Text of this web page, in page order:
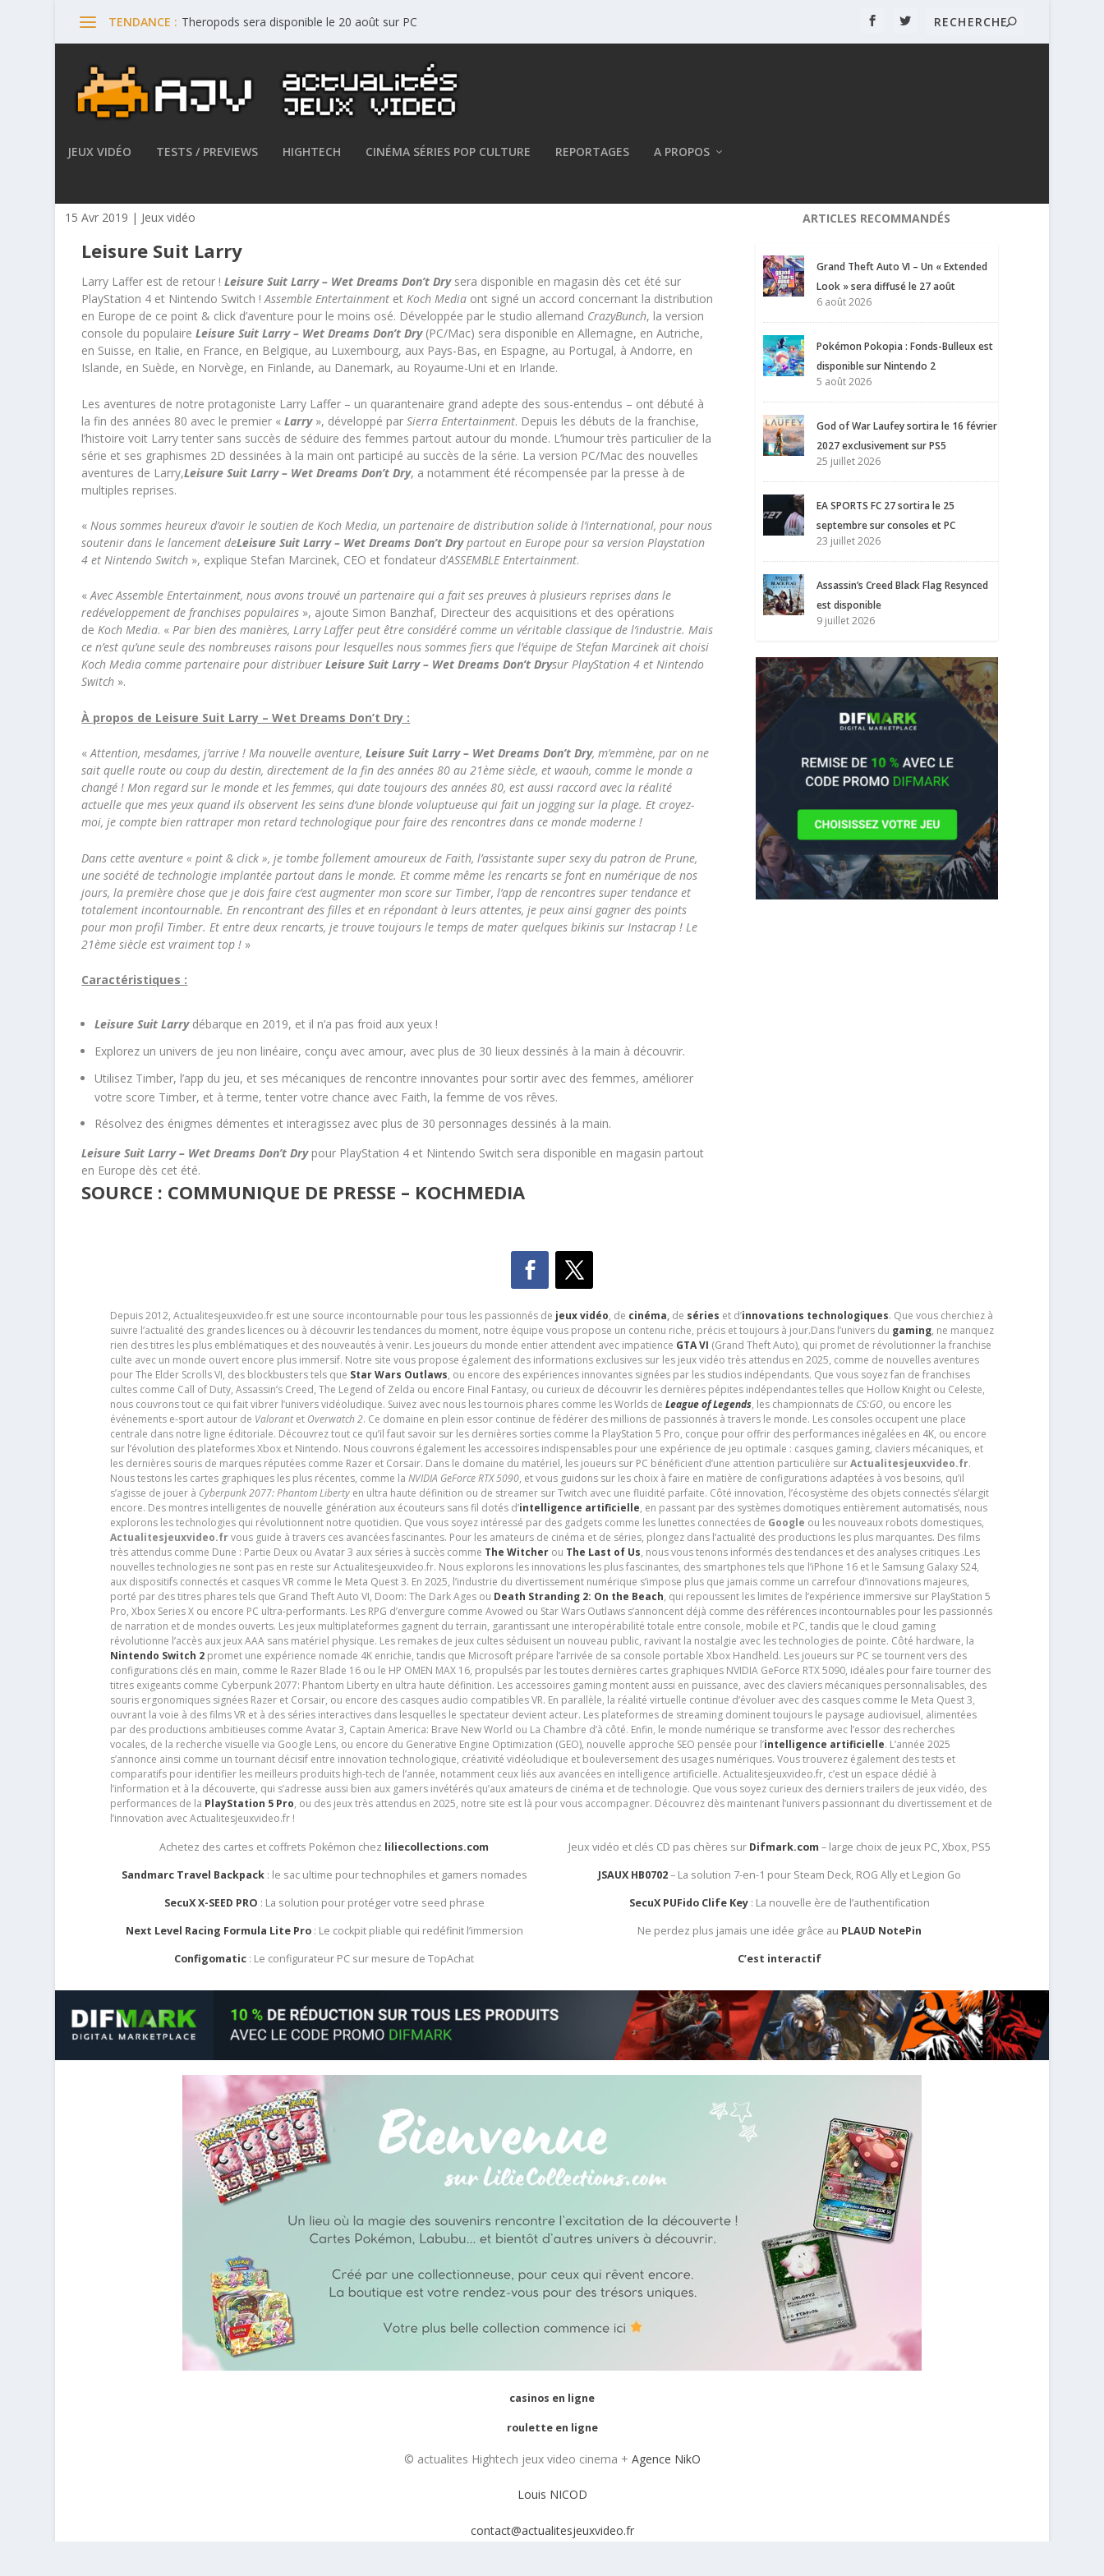
TENDANCE : Theropods sera disponible le 20 août sur PC
JEUX VIDÉO TESTS / PREVIEWS HIGHTECH CINÉMA SÉRIES POP CULTURE REPORTAGES A PROPOS
15 Avr 2019 | Jeux vidéo
Leisure Suit Larry
Larry Laffer est de retour !Leisure Suit Larry – Wet Dreams Don’t Drysera disponible en magasin dès cet été sur
PlayStation 4 et Nintendo Switch !Assemble Entertainment etKoch Media ont signé un accord concernant la distribution
en Europe de ce point & click d’aventure pour le moins osé. Développée par le studio allemand CrazyBunch, la version
console du populaireLeisure Suit Larry – Wet Dreams Don’t Dry (PC/Mac) sera disponible en Allemagne, en Autriche,
en Suisse, en Italie, en France, en Belgique, au Luxembourg, aux Pays-Bas, en Espagne, au Portugal, à Andorre, en
Islande, en Suède, en Norvège, en Finlande, au Danemark, au Royaume-Uni et en Irlande.
Les aventures de notre protagoniste Larry Laffer – un quarantenaire grand adepte des sous-entendus – ont débuté à
la fin des années 80 avec le premier «Larry», développé parSierra Entertainment. Depuis les débuts de la franchise,
l’histoire voit Larry tenter sans succès de séduire des femmes partout autour du monde. L’humour très particulier de la
série et ses graphismes 2D dessinées à la main ont participé au succès de la série. La version PC/Mac des nouvelles
aventures de Larry,Leisure Suit Larry – Wet Dreams Don’t Dry, a notamment été récompensée par la presse à de
multiples reprises.
«Nous sommes heureux d’avoir le soutien de Koch Media, un partenaire de distribution solide à l’international, pour nous
soutenir dans le lancement deLeisure Suit Larry – Wet Dreams Don’t Drypartout en Europe pour sa version Playstation
4 et Nintendo Switch », explique Stefan Marcinek, CEO et fondateur d’ASSEMBLE Entertainment.
«Avec Assemble Entertainment, nous avons trouvé un partenaire qui a fait ses preuves à plusieurs reprises dans le
redéveloppement de franchises populaires », ajoute Simon Banzhaf, Directeur des acquisitions et des opérations
deKoch Media. «Par bien des manières, Larry Laffer peut être considéré comme un véritable classique de l’industrie. Mais
ce n’est qu’une seule des nombreuses raisons pour lesquelles nous sommes fiers que l’équipe de Stefan Marcinek ait choisi
Koch Media comme partenaire pour distribuerLeisure Suit Larry – Wet Dreams Don’t Drysur PlayStation 4 et Nintendo
Switch ».
À propos de Leisure Suit Larry – Wet Dreams Don’t Dry :
«Attention, mesdames, j’arrive ! Ma nouvelle aventure,Leisure Suit Larry – Wet Dreams Don’t Dry, m’emmène, par on ne
sait quelle route ou coup du destin, directement de la fin des années 80 au 21ème siècle, et waouh, comme le monde a
changé ! Mon regard sur le monde et les femmes, qui date toujours des années 80, est aussi raccord avec la réalité
actuelle que mes yeux quand ils observent les seins d’une blonde voluptueuse qui fait un jogging sur la plage. Et croyez-
moi, je compte bien rattraper mon retard technologique pour faire des rencontres dans ce monde moderne !
Dans cette aventure « point & click », je tombe follement amoureux de Faith, l’assistante super sexy du patron de Prune,
une société de technologie implantée partout dans le monde. Et comme même les rencarts se font en numérique de nos
jours, la première chose que je dois faire c’est augmenter mon score sur Timber, l’app de rencontres super tendance et
totalement incontournable. En rencontrant des filles et en répondant à leurs attentes, je peux ainsi gagner des points
pour mon profil Timber. Et entre deux rencarts, je trouve toujours le temps de mater quelques bikinis sur Instacrap ! Le
21ème siècle est vraiment top ! »
Caractéristiques :
Leisure Suit Larrydébarque en 2019, et il n’a pas froid aux yeux !
Explorez un univers de jeu non linéaire, conçu avec amour, avec plus de 30 lieux dessinés à la main à découvrir.
Utilisez Timber, l’app du jeu, et ses mécaniques de rencontre innovantes pour sortir avec des femmes, améliorer
votre score Timber, et à terme, tenter votre chance avec Faith, la femme de vos rêves.
Résolvez des énigmes démentes et interagissez avec plus de 30 personnages dessinés à la main.
Leisure Suit Larry – Wet Dreams Don’t Drypour PlayStation 4 et Nintendo Switch sera disponible en magasin partout
en Europe dès cet été.
SOURCE : COMMUNIQUE DE PRESSE – KOCHMEDIA
ARTICLES RECOMMANDÉS
Grand Theft Auto VI – Un « Extended
Look » sera diffusé le 27 août
6 août 2026
Pokémon Pokopia : Fonds-Bulleux est
disponible sur Nintendo 2
5 août 2026
God of War Laufey sortira le 16 février
2027 exclusivement sur PS5
25 juillet 2026
EA SPORTS FC 27 sortira le 25
septembre sur consoles et PC
23 juillet 2026
Assassin’s Creed Black Flag Resynced
est disponible
9 juillet 2026
Depuis 2012, Actualitesjeuxvideo.fr est une source incontournable pour tous les passionnés de jeux vidéo, de cinéma,de séries et d’innovations technologiques. Que vous cherchiez à
suivre l’actualité des grandes licences ou à découvrir les tendances du moment, notre équipe vous propose un contenu riche, précis et toujours à jour.Dans l’univers du gaming, ne manquez
rien des titres les plus emblématiques et des nouveautés à venir. Les joueurs du monde entier attendent avec impatience GTA VI (Grand Theft Auto), qui promet de révolutionner la franchise
culte avec un monde ouvert encore plus immersif. Notre site vous propose également des informations exclusives sur les jeux vidéo très attendus en 2025, comme de nouvelles aventures
pour The Elder Scrolls VI, des blockbusters tels que Star Wars Outlaws, ou encore des expériences innovantes signées par les studios indépendants. Que vous soyez fan de franchises
cultes comme Call of Duty, Assassin’s Creed, The Legend of Zelda ou encore Final Fantasy, ou curieux de découvrir les dernières pépites indépendantes telles que Hollow Knight ou Celeste,
nous couvrons tout ce qui fait vibrer l’univers vidéoludique. Suivez avec nous les tournois phares comme les Worlds de League of Legends, les championnats de CS:GO, ou encore les
événements e-sport autour de Valorantet Overwatch 2. Ce domaine en plein essor continue de fédérer des millions de passionnés à travers le monde. Les consoles occupent une place
centrale dans notre ligne éditoriale. Découvrez tout ce qu’il faut savoir sur les dernières sorties comme la PlayStation 5 Pro, conçue pour offrir des performances inégalées en 4K, ou encore
sur l’évolution des plateformes Xbox et Nintendo. Nous couvrons également les accessoires indispensables pour une expérience de jeu optimale : casques gaming, claviers mécaniques, et
les dernières souris de marques réputées comme Razer et Corsair. Dans le domaine du matériel, les joueurs sur PC bénéficient d’une attention particulière surActualitesjeuxvideo.fr.
Nous testons les cartes graphiques les plus récentes, comme la NVIDIA GeForce RTX 5090, et vous guidons sur les choix à faire en matière de configurations adaptées à vos besoins, qu’il
s’agisse de jouer à Cyberpunk 2077: Phantom Libertyen ultra haute définition ou de streamer sur Twitch avec une fluidité parfaite. Côté innovation, l’écosystème des objets connectés s’élargit
encore. Des montres intelligentes de nouvelle génération aux écouteurs sans fil dotés d’intelligence artificielle, en passant par des systèmes domotiques entièrement automatisés, nous
explorons les technologies qui révolutionnent notre quotidien. Que vous soyez intéressé par des gadgets comme les lunettes connectées de Google ou les nouveaux robots domestiques,
Actualitesjeuxvideo.frvous guide à travers ces avancées fascinantes. Pour les amateurs de cinéma et de séries, plongez dans l’actualité des productions les plus marquantes. Des films
très attendus comme Dune : Partie Deux ou Avatar 3 aux séries à succès comme The Witcherou The Last of Us, nous vous tenons informés des tendances et des analyses critiques .Les
nouvelles technologies ne sont pas en reste sur Actualitesjeuxvideo.fr. Nous explorons les innovations les plus fascinantes, des smartphones tels que l’iPhone 16 et le Samsung Galaxy S24,
aux dispositifs connectés et casques VR comme le Meta Quest 3. En 2025, l’industrie du divertissement numérique s’impose plus que jamais comme un carrefour d’innovations majeures,
porté par des titres phares tels que Grand Theft Auto VI, Doom: The Dark Ages ou Death Stranding 2: On the Beach, qui repoussent les limites de l’expérience immersive sur PlayStation 5
Pro, Xbox Series X ou encore PC ultra-performants. Les RPG d’envergure comme Avowed ou Star Wars Outlaws s’annoncent déjà comme des références incontournables pour les passionnés
de narration et de mondes ouverts. Les jeux multiplateformes gagnent du terrain, garantissant une interopérabilité totale entre console, mobile et PC, tandis que le cloud gaming
révolutionne l’accès aux jeux AAA sans matériel physique. Les remakes de jeux cultes séduisent un nouveau public, ravivant la nostalgie avec les technologies de pointe. Côté hardware, la
Nintendo Switch 2promet une expérience nomade 4K enrichie, tandis que Microsoft prépare l’arrivée de sa console portable Xbox Handheld. Les joueurs sur PC se tournent vers des
configurations clés en main, comme le Razer Blade 16 ou le HP OMEN MAX 16, propulsés par les toutes dernières cartes graphiques NVIDIA GeForce RTX 5090, idéales pour faire tourner des
titres exigeants comme Cyberpunk 2077: Phantom Liberty en ultra haute définition. Les accessoires gaming montent aussi en puissance, avec des claviers mécaniques personnalisables, des
souris ergonomiques signées Razer et Corsair, ou encore des casques audio compatibles VR. En parallèle, la réalité virtuelle continue d’évoluer avec des casques comme le Meta Quest 3,
ouvrant la voie à des films VR et à des séries interactives dans lesquelles le spectateur devient acteur. Les plateformes de streaming dominent toujours le paysage audiovisuel, alimentées
par des productions ambitieuses comme Avatar 3, Captain America: Brave New World ou La Chambre d’à côté. Enfin, le monde numérique se transforme avec l’essor des recherches
vocales, de la recherche visuelle via Google Lens, ou encore du Generative Engine Optimization (GEO), nouvelle approche SEO pensée pour l’intelligence artificielle. L’année 2025
s’annonce ainsi comme un tournant décisif entre innovation technologique, créativité vidéoludique et bouleversement des usages numériques. Vous trouverez également des tests et
comparatifs pour identifier les meilleurs produits high-tech de l’année, notamment ceux liés aux avancées en intelligence artificielle. Actualitesjeuxvideo.fr, c’est un espace dédié à
l’information et à la découverte, qui s’adresse aussi bien aux gamers invétérés qu’aux amateurs de cinéma et de technologie. Que vous soyez curieux des derniers trailers de jeux vidéo, des
performances de la PlayStation 5 Pro, ou des jeux très attendus en 2025, notre site est là pour vous accompagner. Découvrez dès maintenant l’univers passionnant du divertissement et de
l’innovation avec Actualitesjeuxvideo.fr !
Achetez des cartes et coffrets Pokémon chez liliecollections.com
Sandmarc Travel Backpack: le sac ultime pour technophiles et gamers nomades
SecuX X-SEED PRO : La solution pour protéger votre seed phrase
Next Level Racing Formula Lite Pro: Le cockpit pliable qui redéfinit l’immersion
Configomatic : Le configurateur PC sur mesure de TopAchat
Jeux vidéo et clés CD pas chères sur Difmark.com – large choix de jeux PC, Xbox, PS5
JSAUX HB0702– La solution 7-en-1 pour Steam Deck, ROG Ally et Legion Go
SecuX PUFido Clife Key : La nouvelle ère de l’authentification
Ne perdez plus jamais une idée grâce au PLAUD NotePin
C’est interactif
casinos en ligne
roulette en ligne
© actualites Hightech jeux video cinema + Agence NikO
Louis NICOD
contact@actualitesjeuxvideo.fr